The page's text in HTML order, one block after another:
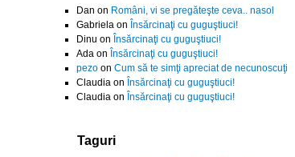
Dan on Români, vi se pregăteşte ceva.. nasol
Gabrielaon Însărcinaţi cu guguştiuci!
Dinu on Însărcinaţi cu guguştiuci!
Adaon Însărcinaţi cu guguştiuci!
pezoon Cum să te simţi apreciat de necunoscuţi
Claudiaon Însărcinaţi cu guguştiuci!
Claudiaon Însărcinaţi cu guguştiuci!
Taguri